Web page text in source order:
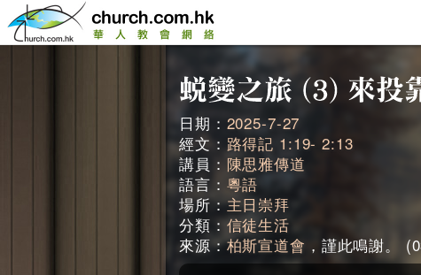
日期： 2025-7-27
經文： 路得記 1:19- 2:13
講員： 陳思雅傳道
語言： 粵語
場所：主日崇拜
分類：信徒生活
來源：柏斯宣道會 ，謹此鳴謝。